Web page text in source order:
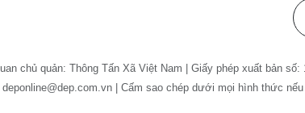
chủ quản: Thông Tấn Xã Việt Nam | Giấy phép xuất bản
| Cấm sao chép dưới mọi hình thức